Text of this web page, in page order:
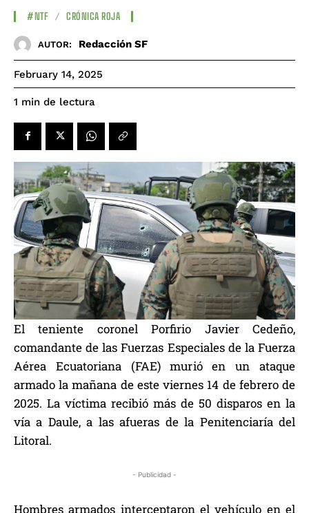
#NTF CRÓNICA ROJA
AUTOR: Redacción SF
February 14, 2025
1 min de lectura
El teniente coronel Porfirio Javier Cedeño,
comandante de las Fuerzas Especiales de la Fuerza
Aérea Ecuatoriana (FAE) murió en un ataque
armado la mañana de este viernes 14 de febrero de
2025. La víctima recibió más de 50 disparos en la
vía a Daule, a las afueras de la Penitenciaría del
Litoral.
- Publicidad -
Hombres armados interceptaron el vehículo en el